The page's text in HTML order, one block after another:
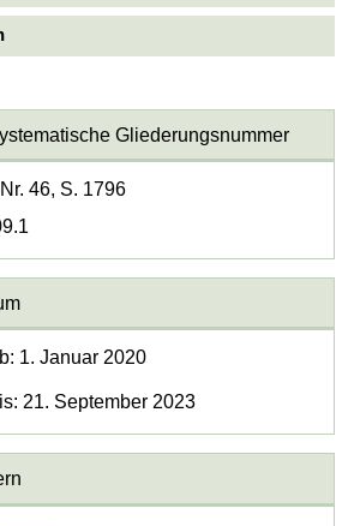
Gliederungsnummer
46, S. 1796
1. Januar 2020
21. September 2023